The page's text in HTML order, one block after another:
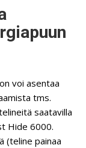
voi asentaa
tms.
saatavilla
Hide 6000.
(teline painaa